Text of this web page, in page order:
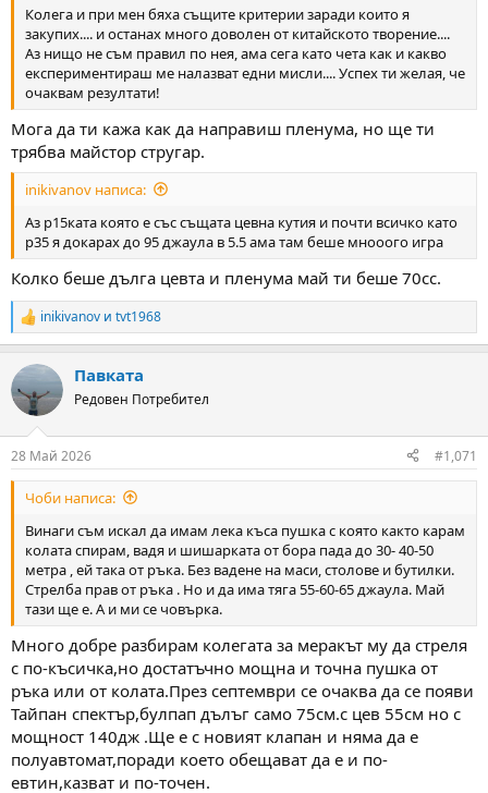
Колега и при мен бяха същите критерии заради които я
закупих.... и останах много доволен от китайското творение....
Аз нищо не съм правил по нея, ама сега като чета как и какво
експериментираш ме налазват едни мисли.... Успех ти желая, че
очаквам резултати!
Мога да ти кажа как да направиш пленума, но ще ти
трябва майстор стругар.
inikivanov написа:
Аз р15ката която е със същата цевна кутия и почти всичко като
р35 я докарах до 95 джаула в 5.5 ама там беше мнооого игра
Колко беше дълга цевта и пленума май ти беше 70сс.
R
e
c
t
i
s
:
inikivanov и tvt1968
Павката
Редовен Потребител
28 Май 2026 #1,071
Чоби написа:
Винаги съм искал да имам лека къса пушка с която както карам
колата спирам, вадя и шишарката от бора пада до 30- 40-50
метра , ей така от ръка. Без вадене на маси, столове и бутилки.
Стрелба прав от ръка . Но и да има тяга 55-60-65 джаула. Май
тази ще е. А и ми се човърка.
Много добре разбирам колегата за меракът му да стреля
с по-късичка,но достатъчно мощна и точна пушка от
ръка или от колата.През септември се очаква да се появи
Тайпан спектър,булпап дълъг само 75см.с цев 55см но с
мощност 140дж .Ще е с новият клапан и няма да е
полуавтомат,поради което обещават да е и по-
евтин,казват и по-точен.